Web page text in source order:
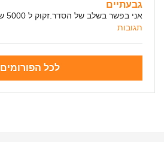
גבעתיים
אני בפשר בשלב של הסדר.זקוק ל 5000 שח.יש לי סיכוי...
תגובות
לכל הפורומים